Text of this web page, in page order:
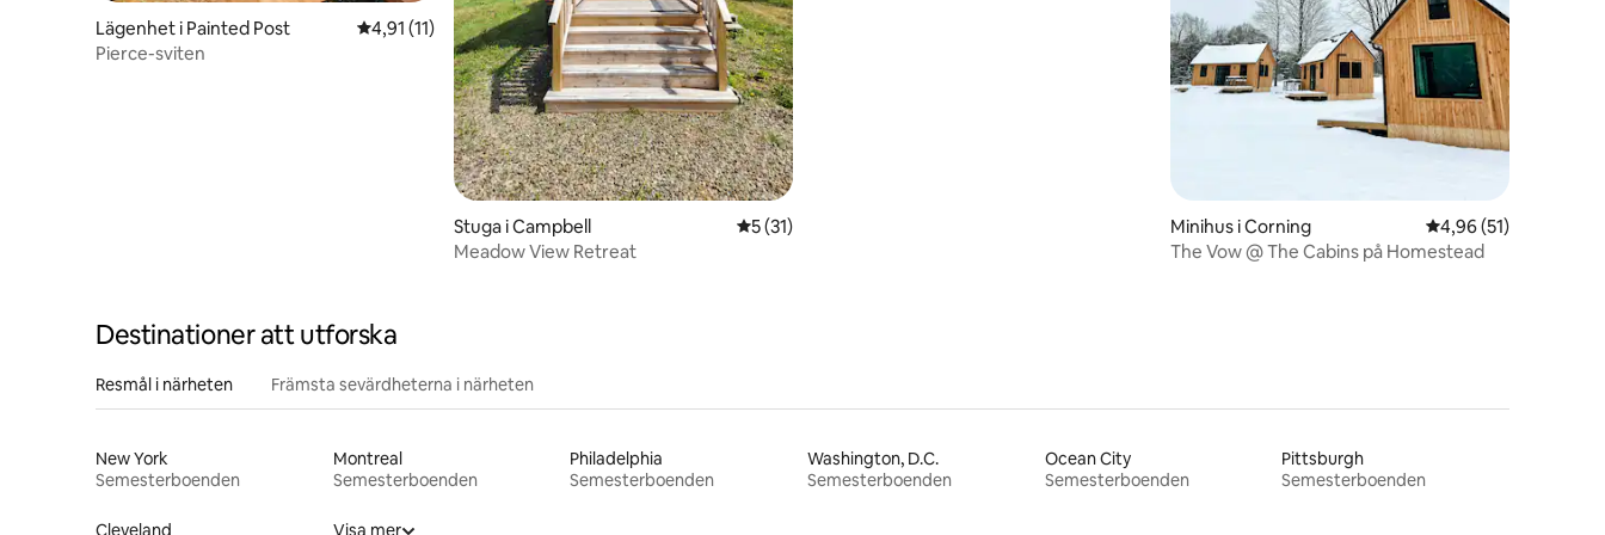
Lägenhet i Painted Post 4,91 av 5 i genomsnittligt betyg, 11 omdömen
4,91 (11)
Pierce-sviten
Stuga i Campbell 5 av 5 i genomsnittligt betyg, 31 omdömen
5 (31)
Meadow View Retreat
Minihus i Corning 4,96 av 5 i
4,96 (51)
The Vow @ The Cabins på Homestead
Destinationer att utforska
Resmål i närheten Främsta sevärdheterna i närheten
New York
Semesterboenden
Montreal
Semesterboenden
Philadelphia
Semesterboenden
Washington, D.C.
Semesterboenden
Ocean City
Semesterboenden
Pittsburgh
Semesterboenden
Cleveland Visa mer